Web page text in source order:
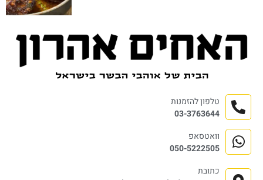
טלפון להזמנות
03-3763644
וואטסאפ
050-5222505
כתובת